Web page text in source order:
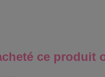
ce produit